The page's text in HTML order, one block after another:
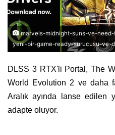
marvels-midnight-suns-ve-
yeni-bir-game-ready-surucusu-ve-
DLSS 3 RTX'li Portal, The
World Evolution 2 ve daha
Aralık ayında lanse edilen
adapte oluyor.